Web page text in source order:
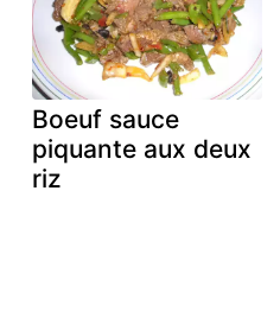
Boeuf sauce
piquante aux deux
riz